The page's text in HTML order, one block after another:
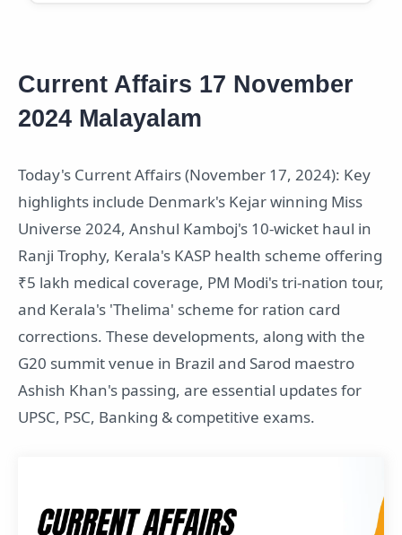
Current Affairs 17 November
2024 Malayalam
Today's Current Affairs (November 17, 2024): Key
highlights include Denmark's Kejar winning Miss
Universe 2024, Anshul Kamboj's 10-wicket haul in
Ranji Trophy, Kerala's KASP health scheme offering
₹5 lakh medical coverage, PM Modi's tri-nation tour,
and Kerala's 'Thelima' scheme for ration card
corrections. These developments, along with the
G20 summit venue in Brazil and Sarod maestro
Ashish Khan's passing, are essential updates for
UPSC, PSC, Banking & competitive exams.